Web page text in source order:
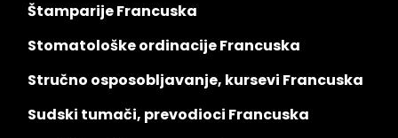
Štamparije Francuska
Stomatološke ordinacije Francuska
Stručno osposobljavanje, kursevi Francuska
Sudski tumači, prevodioci Francuska